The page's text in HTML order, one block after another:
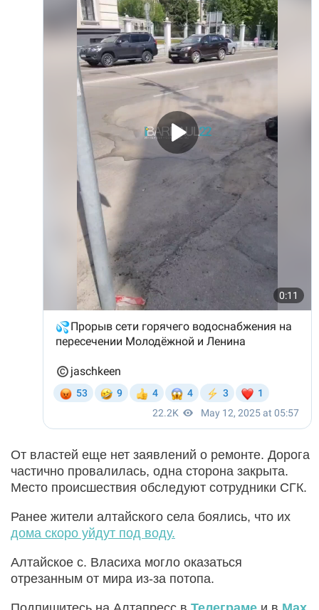
От властей еще нет заявлений о ремонте. Дорога
частично провалилась, одна сторона закрыта.
Место происшествия обследуют сотрудники СГК.
Ранее жители алтайского села боялись, что их
дома скоро уйдут под воду.
Алтайское с. Власиха могло оказаться
отрезанным от мира из-за потопа.